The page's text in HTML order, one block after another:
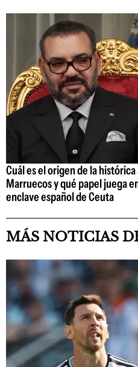
Cuál es el origen de la histórica
Marruecos y qué papel juega
enclave español de Ceuta
MÁS NOTICIAS